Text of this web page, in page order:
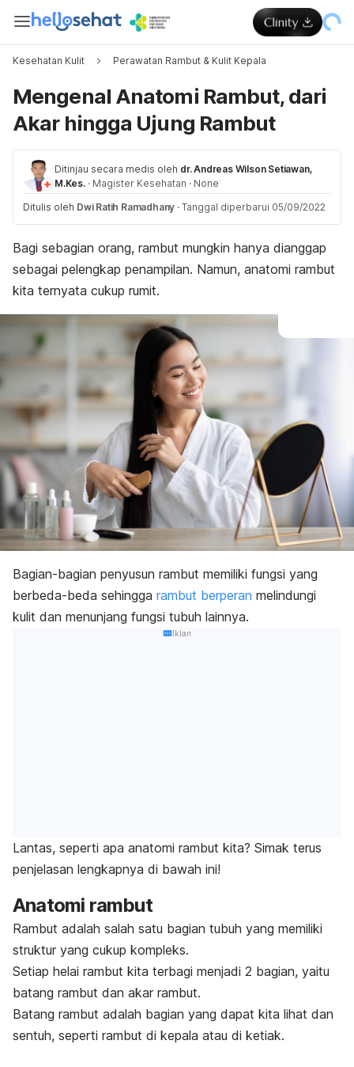
Kesehatan Kulit Perawatan Rambut & Kulit Kepala
Mengenal Anatomi Rambut, dari
Akar hingga Ujung Rambut
Ditinjau secara medis oleh dr. Andreas Wilson Setiawan,
M.Kes. · Magister Kesehatan · None
Ditulis oleh Dwi Ratih Ramadhany · Tanggal diperbarui 05/09/2022
Bagi sebagian orang, rambut mungkin hanya dianggap
sebagai pelengkap penampilan. Namun, anatomi rambut
kita ternyata cukup rumit.
Bagian-bagian penyusun rambut memiliki fungsi yang
berbeda-beda sehingga rambut berperan melindungi
kulit dan menunjang fungsi tubuh lainnya.
Iklan
Lantas, seperti apa anatomi rambut kita? Simak terus
penjelasan lengkapnya di bawah ini!
Anatomi rambut
Rambut adalah salah satu bagian tubuh yang memiliki
struktur yang cukup kompleks.
Setiap helai rambut kita terbagi menjadi 2 bagian, yaitu
batang rambut dan akar rambut.
Batang rambut adalah bagian yang dapat kita lihat dan
sentuh, seperti rambut di kepala atau di ketiak.